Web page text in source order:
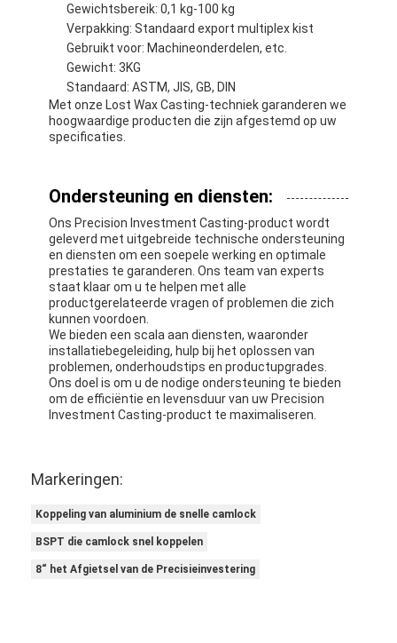
Gewichtsbereik: 0,1 kg-100 kg
Verpakking: Standaard export multiplex kist
Gebruikt voor: Machineonderdelen, etc.
Gewicht: 3KG
Standaard: ASTM, JIS, GB, DIN
Met onze Lost Wax Casting-techniek garanderen we
hoogwaardige producten die zijn afgestemd op uw
specificaties.
Ondersteuning en diensten:
Ons Precision Investment Casting-product wordt
geleverd met uitgebreide technische ondersteuning
en diensten om een soepele werking en optimale
prestaties te garanderen. Ons team van experts
staat klaar om u te helpen met alle
productgerelateerde vragen of problemen die zich
kunnen voordoen.
We bieden een scala aan diensten, waaronder
installatiebegeleiding, hulp bij het oplossen van
problemen, onderhoudstips en productupgrades.
Ons doel is om u de nodige ondersteuning te bieden
om de efficiëntie en levensduur van uw Precision
Investment Casting-product te maximaliseren.
Markeringen:
Koppeling van aluminium de snelle camlock
BSPT die camlock snel koppelen
8“ het Afgietsel van de Precisieinvestering